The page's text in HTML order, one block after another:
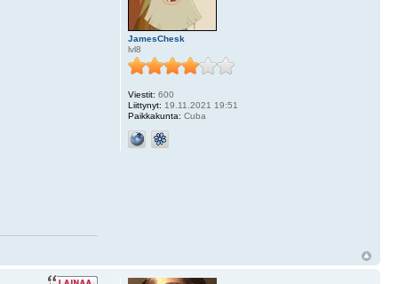
JamesChesk
lvl8
Viestit: 600
Liittynyt: 19.11.2021 19:51
Paikkakunta: Cuba